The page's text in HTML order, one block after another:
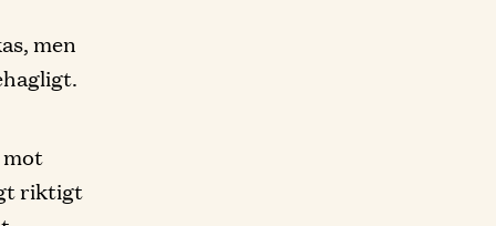
men
mot
riktigt